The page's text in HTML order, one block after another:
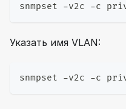
snmpset -v2c -c
Указать имя VLAN:
snmpset -v2c -c